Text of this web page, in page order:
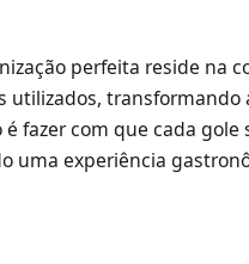
perfeita reside na
utilizados,
fazer com que cada
uma experiência